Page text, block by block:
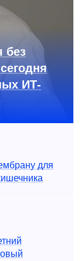
без
ИТ-
для